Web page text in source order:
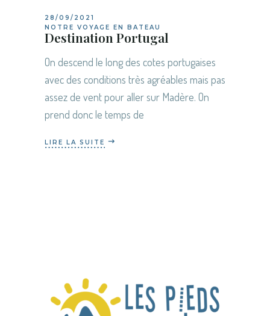
28/09/2021
NOTRE VOYAGE EN BATEAU
Destination Portugal
On descend le long des cotes portugaises
avec des conditions très agréables mais pas
assez de vent pour aller sur Madère. On
prend donc le temps de
LIRE LA SUITE